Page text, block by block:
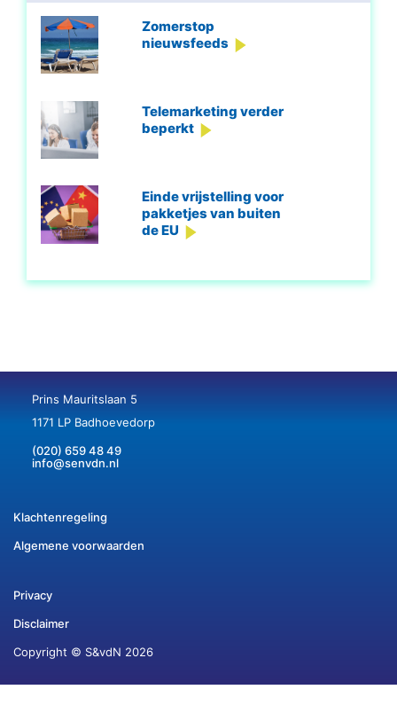
Zomerstop
nieuwsfeeds
Telemarketing verder
beperkt
Einde vrijstelling voor
pakketjes van buiten
de EU
Prins Mauritslaan 5
1171 LP Badhoevedorp
(020) 659 48 49
info@senvdn.nl
Klachtenregeling
Algemene voorwaarden
Privacy
Disclaimer
Copyright © S&vdN 2026